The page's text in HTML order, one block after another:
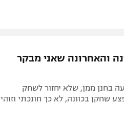
והאחרונה שאני מבקר
בחנן ממן, שלא יחזור לשחק
שחקן בכוונה, לא כך חונכתי וזוהי